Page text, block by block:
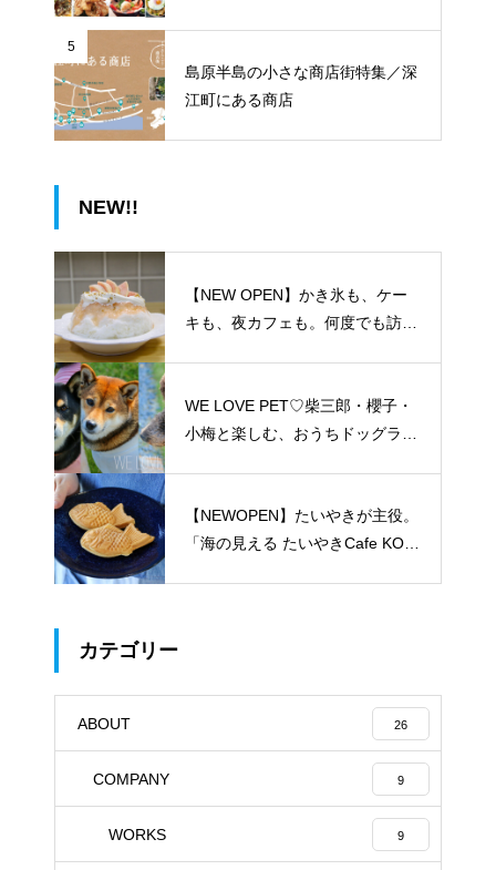
5
島原半島の小さな商店街特集／深
江町にある商店
NEW!!
【NEW OPEN】かき氷も、ケー
キも、夜カフェも。何度でも訪れ
WE LOVE PET♡柴三郎・櫻子・
小梅と楽しむ、おうちドッグラン
【NEWOPEN】たいやきが主役。
「海の見える たいやきCafe KOM
カテゴリー
ABOUT 26
COMPANY 9
WORKS 9